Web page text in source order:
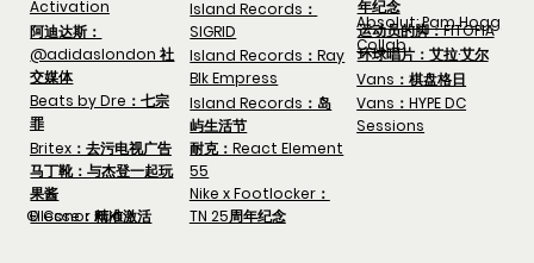
© Conor Rua
Activation
阿迪达斯：
@adidaslondon 社
交媒体
Beats by Dre：七宗
罪
Britex：去污电视广告
马丁靴：与杰登一起玩
果酱
Ellesse：精准激活
Island Records：
SIGRID
Island Records：Ray
Blk Empress
Island Records：岛
屿生活节
耐克：React Element
55
Nike x Footlocker：
TN 25周年纪念
年纪念
运动员的脚：FITOPIA
环球唱片：艾拉·艾尔
Vans：棋盘格日
Vans：HYPE DC
Sessions
Absolut: Pam Hogg
Collab